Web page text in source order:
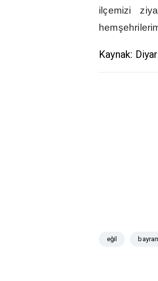
ilçemizi
hemş
Kaynak:
eğil